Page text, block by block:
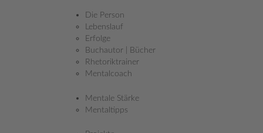
Die Person
Lebenslauf
Erfolge
Buchautor | Bücher
Rhetoriktrainer
Mentalcoach
Mentale Stärke
Mentaltipps
viele zarte Pflänzchen haben Sie schon ausgerissen, weil Sie
wollten, dass sie schneller wachsen? Wie groß könnten
manche dieser Pflanzen wohl heute sein?
Machen Sie es in Zukunft besser! Und zwar in dem Sie nicht mehr
tun, sondern einfach mal weniger. Klingt vielleicht komisch, dass
vielen Fällen so. Ein neuer Lebenspartner, Geschäftsbeziehungen,
Teamgefühl und ganz viele andere Bereiche, wo Sie gerne einen